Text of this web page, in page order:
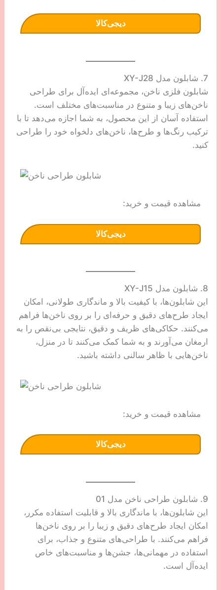
دیجی‌کالا
7. شابلون مدل XY-J28
شابلون فلزی ناخن، مجموعه‌ای ایده‌آل برای طراحی
ناخن‌های زیبا و متنوع در مناسبت‌های مختلف است.
استفاده آسان از این محصول، به شما اجازه می‌دهد تا با
ترکیب رنگ‌ها و طرح‌ها، ناخن‌های دلخواه خود را طراحی
کنید.
مشاهده قیمت و خرید:
دیجی‌کالا
8. شابلون مدل XY-J15
این شابلون‌ها، با کیفیت بالا و ماندگاری طولانی، امکان
ایجاد طرح‌های دقیق و حرفه‌ای را بر روی ناخن‌ها فراهم
می‌کنند. حکاکی‌های ظریف و دقیق، نتایجی بی‌نقص را به
ارمغان می‌آورند و به شما کمک می‌کنند تا در منزل،
ناخن‌هایی با ظاهر سالنی داشته باشید.
مشاهده قیمت و خرید:
دیجی‌کالا
9. شابلون طراحی ناخن مدل 01
این شابلون‌ها، با ماندگاری بالا و قابلیت استفاده مکرر،
امکان ایجاد طرح‌های دقیق و زیبا را بر روی ناخن‌ها
فراهم می‌کنند. با طراحی‌های متنوع و جذاب، برای
استفاده در مهمانی‌ها، جشن‌ها و مناسبت‌های خاص
ایده‌آل است.